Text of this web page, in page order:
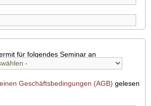
für folgendes Seminar an
Geschäftsbedingungen (AGB) gelesen